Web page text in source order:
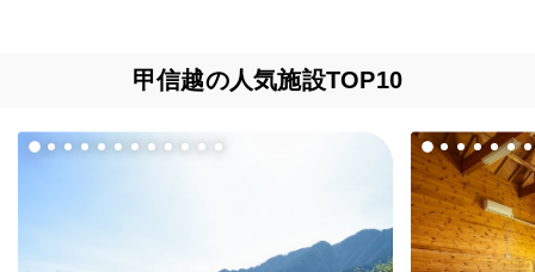
甲信越の人気施設TOP10